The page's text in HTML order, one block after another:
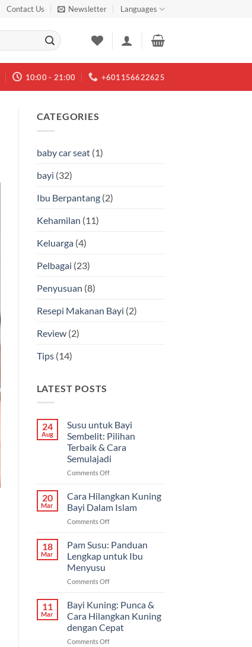
Contact Us Newsletter Languages
10:00 - 21:00 +601156622625
CATEGORIES
baby car seat(1)
bayi (32)
Ibu Berpantang(2)
Kehamilan (11)
Keluarga(4)
Pelbagai (23)
Penyusuan (8)
Resepi Makanan Bayi (2)
Review(2)
Tips(14)
LATEST POSTS
24
Aug
Susu untuk Bayi
Sembelit: Pilihan
Terbaik & Cara
Semulajadi
Comments Offon
untuk
Bayi
Sembelit:
Pilihan
&
Cara
20
Mar
Cara Hilangkan Kuning
Bayi Dalam Islam
Comments Offon
Hilangkan
Bayi
Islam
18
Mar
Pam Susu: Panduan
Lengkap untuk Ibu
Menyusu
Comments Offon
Susu:
Panduan
Lengkap
untuk
Ibu
11
Mar
Bayi Kuning: Punca &
Cara Hilangkan Kuning
dengan Cepat
Comments Offon